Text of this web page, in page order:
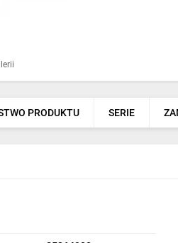
PRODUKTU SERIE